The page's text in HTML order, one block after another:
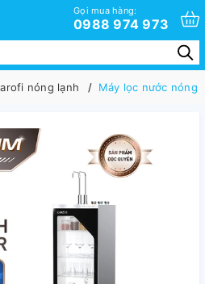
Gọi mua hàng:
0988 974 973
nóng lạnh Máy lọc nước nóng